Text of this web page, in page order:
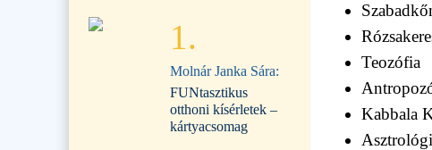
Teozófia
Kabbala
1.
Molnár Janka Sára:
FUNtasztikus
otthoni kísérletek –
kártyacsomag